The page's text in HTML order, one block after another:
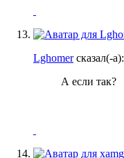
Lghomerсказал(-а):
А если так?